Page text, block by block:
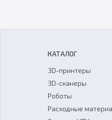
КАТАЛОГ
3D-принтеры
3D-сканеры
Роботы
Расходные